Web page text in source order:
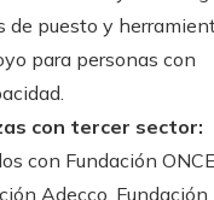
de puesto y
para personas con
con tercer sector:
con Fundación
Adecco, Fundación